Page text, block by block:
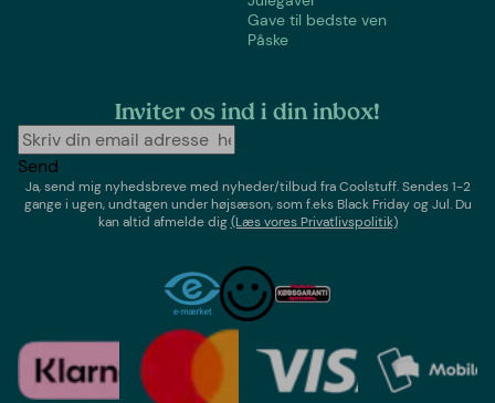
Gave til bedste ven
Påske
Inviter os ind i din inbox!
Send
Ja, send mig nyhedsbreve med nyheder/tilbud fraCoolstuff. Sendes 1-2
gange i ugen,undtagen under højsæson, som f.eks Black Friday og Jul. Du
kan altid afmelde dig(Læs vores Privatlivspolitik)